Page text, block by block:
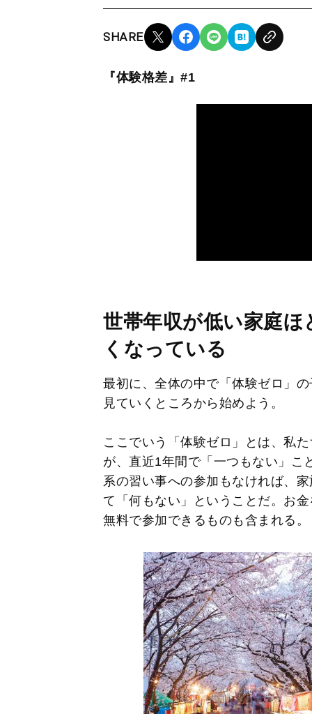
SHARE
『体験格差』#1
世帯年収が低い家庭
くなっている
最初に、全体の中で「体験ゼロ」
見ていくところから始めよう。
ここでいう「体験ゼロ」とは、私
が、直近1年間で「一つもない」こ
系の習い事への参加もなければ、
て「何もない」ということだ。お
無料で参加できるものも含まれる。